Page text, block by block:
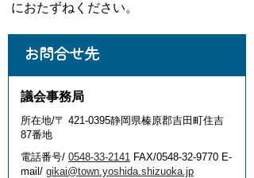
におたずねください。
お問合せ先
議会事務局
所在地/〒 421-0395静岡県榛原郡吉田町住吉
87番地
電話番号/ 0548-33-2141 FAX/0548-32-9770 E-
mail/ gikai@town.yoshida.shizuoka.jp